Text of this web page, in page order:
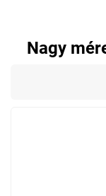
Nagy